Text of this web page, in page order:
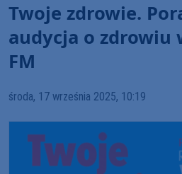
Twoje zdrowie.
audycja o zdrowiu
FM
środa, 17 września 2025, 10:19